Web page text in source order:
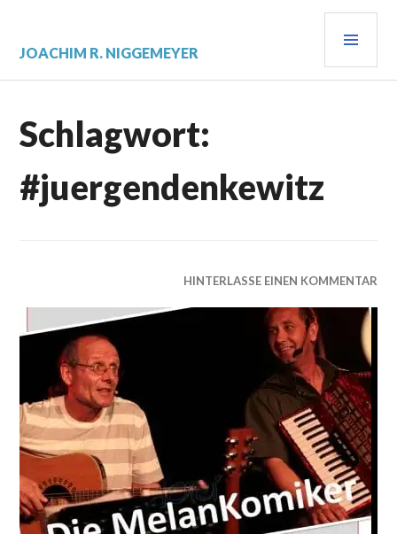
springen
JOACHIM R. NIGGEMEYER
Schlagwort:
#juergendenkewitz
HINTERLASSE EINEN KOMMENTAR